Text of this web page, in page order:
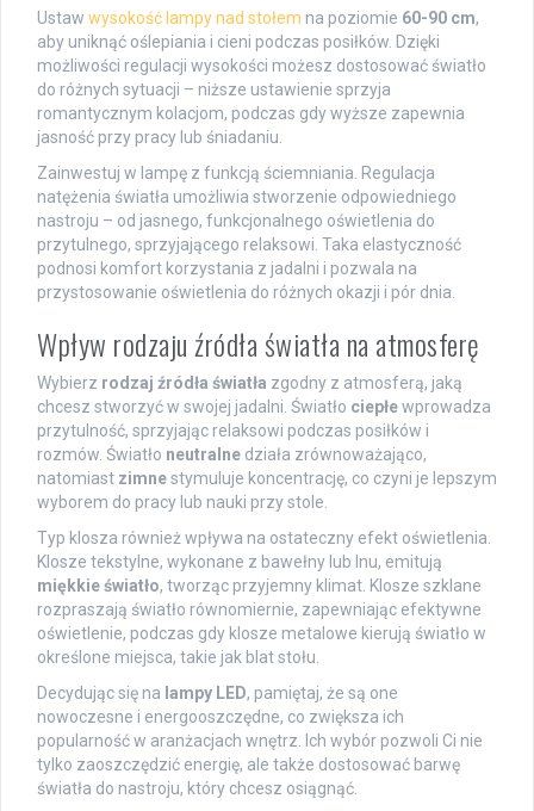
Ustaw wysokość lampy nad stołem na poziomie 60-90 cm,
aby uniknąć oślepiania i cieni podczas posiłków. Dzięki
możliwości regulacji wysokości możesz dostosować światło
do różnych sytuacji – niższe ustawienie sprzyja
romantycznym kolacjom, podczas gdy wyższe zapewnia
jasność przy pracy lub śniadaniu.
Zainwestuj w lampę z funkcją ściemniania. Regulacja
natężenia światła umożliwia stworzenie odpowiedniego
nastroju – od jasnego, funkcjonalnego oświetlenia do
przytulnego, sprzyjającego relaksowi. Taka elastyczność
podnosi komfort korzystania z jadalni i pozwala na
przystosowanie oświetlenia do różnych okazji i pór dnia.
Wpływ rodzaju źródła światła na atmosferę
Wybierz rodzaj źródła światła zgodny z atmosferą, jaką
chcesz stworzyć w swojej jadalni. Światło ciepłewprowadza
przytulność, sprzyjając relaksowi podczas posiłków i
rozmów. Światło neutralne działa zrównoważająco,
natomiast zimnestymuluje koncentrację, co czyni je lepszym
wyborem do pracy lub nauki przy stole.
Typ klosza również wpływa na ostateczny efekt oświetlenia.
Klosze tekstylne, wykonane z bawełny lub lnu, emitują
miękkie światło, tworząc przyjemny klimat. Klosze szklane
rozpraszają światło równomiernie, zapewniając efektywne
oświetlenie, podczas gdy klosze metalowe kierują światło w
określone miejsca, takie jak blat stołu.
Decydując się na lampy LED, pamiętaj, że są one
nowoczesne i energooszczędne, co zwiększa ich
popularność w aranżacjach wnętrz. Ich wybór pozwoli Ci nie
tylko zaoszczędzić energię, ale także dostosować barwę
światła do nastroju, który chcesz osiągnąć.